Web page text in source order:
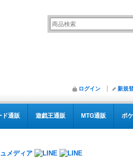
ログイン 新規
ド通販 遊戯王通販 MTG通販 ポ